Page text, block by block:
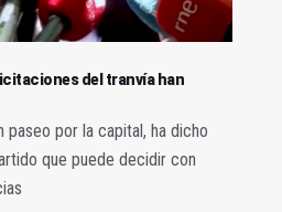
del tranvía han
paseo por la capital, ha dicho
que puede decidir con